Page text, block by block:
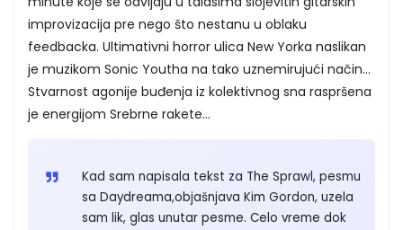
improvizacija pre nego što nestanu u oblaku
feedbacka. Ultimativni horror ulica New Yorka naslikan
je muzikom Sonic Youtha na tako uznemirujući način...
Stvarnost agonije buđenja iz kolektivnog sna raspršena
je energijom Srebrne rakete...
Kad sam napisala tekst za The Sprawl, pesmu
sa Daydreama,objašnjava Kim Gordon, uzela
sam lik, glas unutar pesme. Celo vreme dok